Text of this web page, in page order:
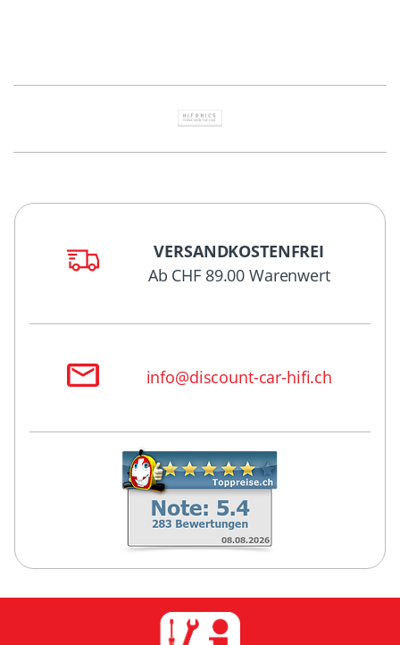
VERSANDKOSTENFREI
Ab CHF 89.00 Warenwert
info@discount-car-hifi.ch